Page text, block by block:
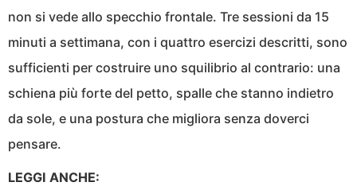
non si vede allo specchio frontale. Tre sessioni da 15
minuti a settimana, con i quattro esercizi descritti, sono
sufficienti per costruire uno squilibrio al contrario: una
schiena più forte del petto, spalle che stanno indietro
da sole, e una postura che migliora senza doverci
pensare.
LEGGI ANCHE: